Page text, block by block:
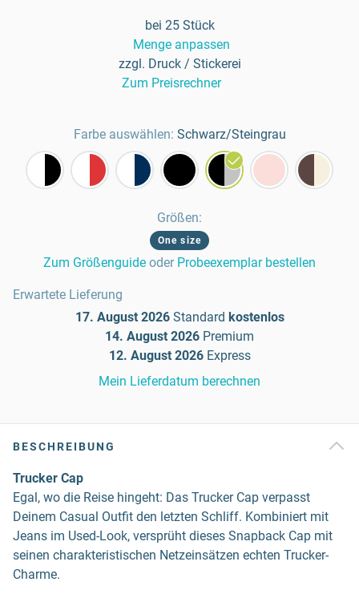
bei 25 Stück
Menge anpassen
zzgl. Druck / Stickerei
Zum Preisrechner
Farbe auswählen: Schwarz/Steingrau
Größen:
One size
Zum Größenguide oder Probeexemplar bestellen
Erwartete Lieferung
17. August 2026 Standard kostenlos
14. August 2026 Premium
12. August 2026 Express
Mein Lieferdatum berechnen
BESCHREIBUNG
Trucker Cap
Egal, wo die Reise hingeht: Das Trucker Cap verpasst
Deinem Casual Outfit den letzten Schliff. Kombiniert mit
Jeans im Used-Look, versprüht dieses Snapback Cap mit
seinen charakteristischen Netzeinsätzen echten Trucker-
Charme.